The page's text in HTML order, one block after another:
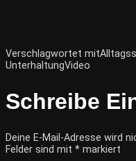
Verschlagwortet mit
UnterhaltungVideo
Schreibe
Deine E-Mail-Adresse wird
Felder sind mit * markiert